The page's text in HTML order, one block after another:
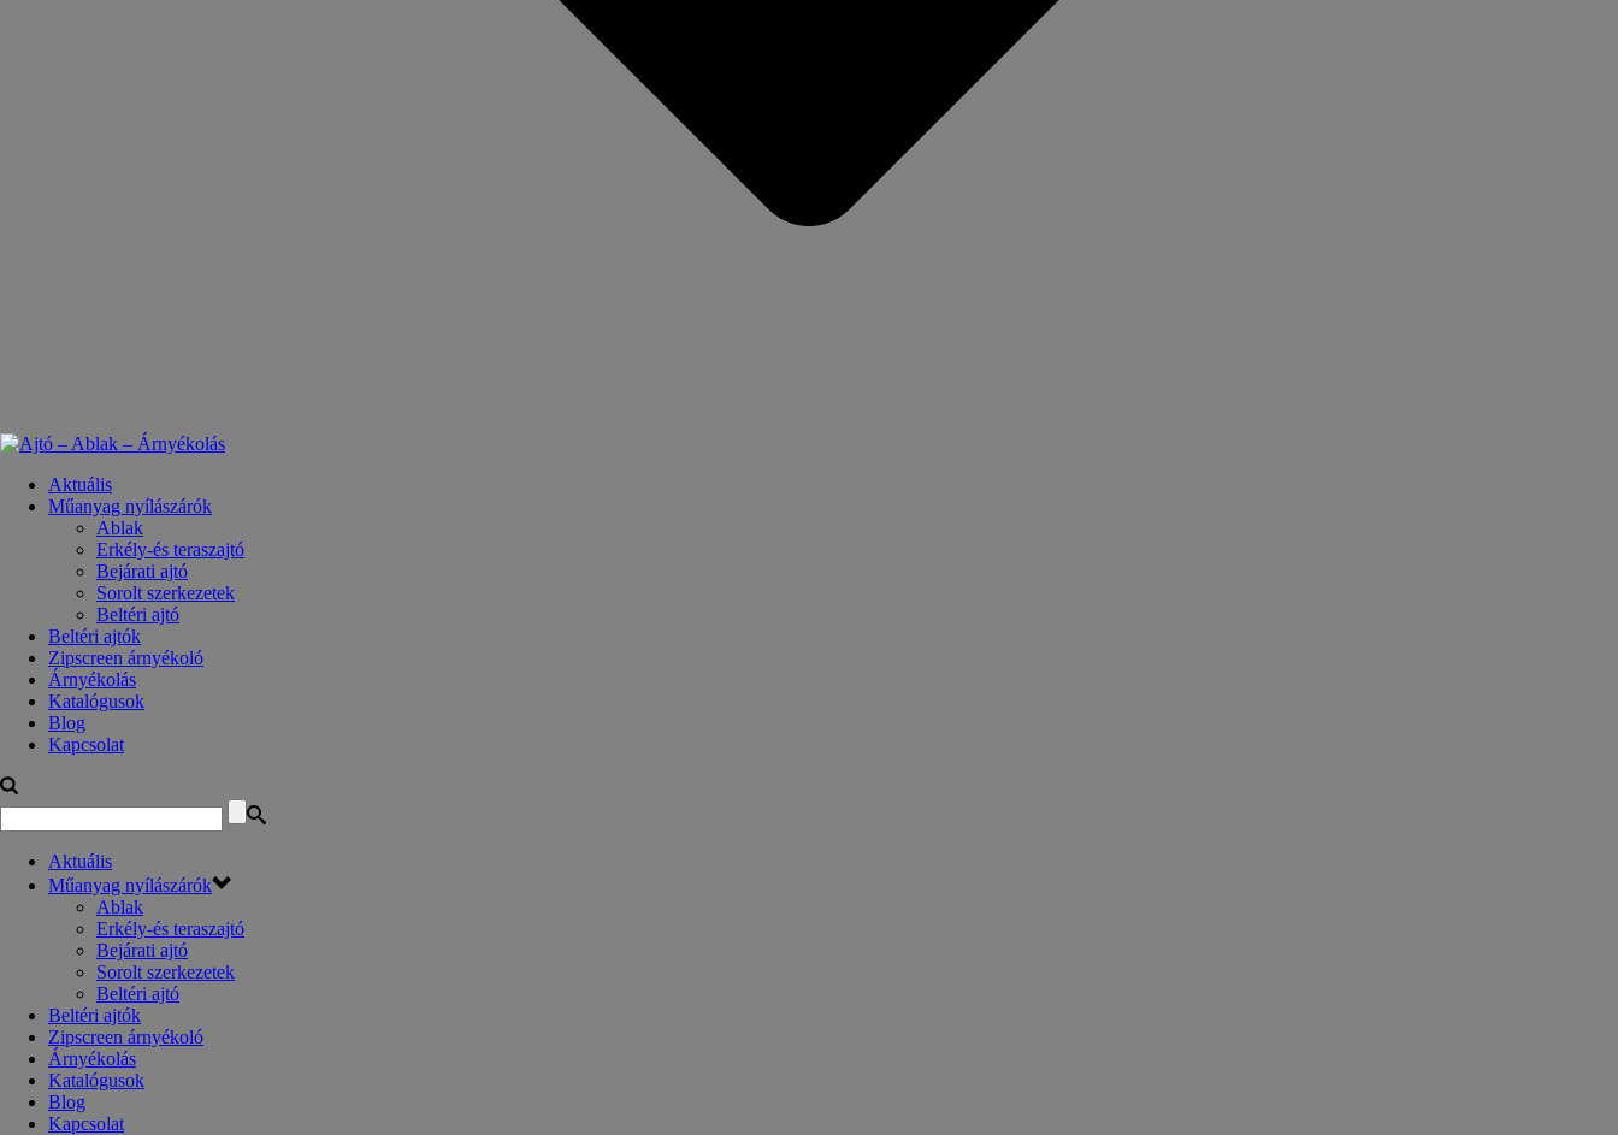
Aktuális
Műanyag nyílászárók
Ablak
Erkély-és teraszajtó
Bejárati ajtó
Sorolt szerkezetek
Beltéri ajtó
Beltéri ajtók
Zipscreen árnyékoló
Árnyékolás
Katalógusok
Blog
Kapcsolat
Aktuális
Műanyag nyílászárók
Ablak
Erkély-és teraszajtó
Bejárati ajtó
Sorolt szerkezetek
Beltéri ajtó
Beltéri ajtók
Zipscreen árnyékoló
Árnyékolás
Katalógusok
Blog
Kapcsolat